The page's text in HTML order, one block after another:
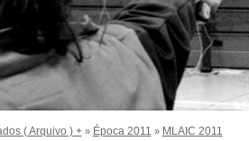
( Arquivo ) +» Época 2011 » MLAIC 2011